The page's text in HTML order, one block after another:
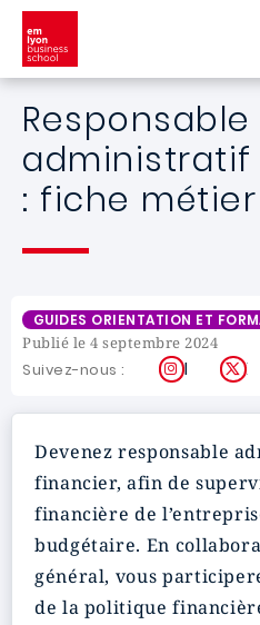
Aller au contenu principal
Responsable
: fiche métier
GUIDES ORIENTATION ET
Publié le 4 septembre 2024
Suivez-nous : Instagram
X
Devenez responsable
financier, afin de
financière de
budgétaire. En
général, vous
de la politique